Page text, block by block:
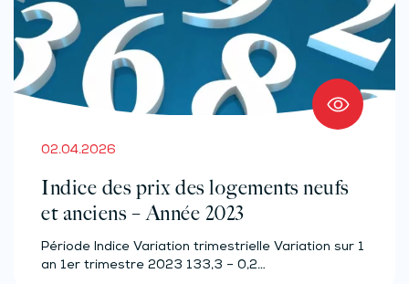
02.04.2026
Indice des prix des logements neufs
et anciens – Année 2023
Période Indice Variation trimestrielle Variation sur 1
an 1er trimestre 2023 133,3 – 0,2…